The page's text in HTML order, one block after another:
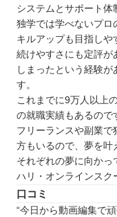
システムとサポート体
独学では学べないプロ
キルアップも目指しや
続けやすさにも定評が
しまったという経験
す。
これまでに9万人以上
の就職実績もあるので
フリーランスや副業で
方もいるので、夢を叶
それぞれの夢に向かっ
ハリ・オンラインスク
口コミ
“今日から動画編集で